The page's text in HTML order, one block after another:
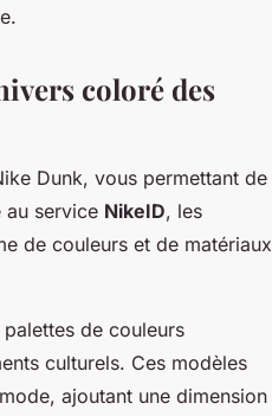
coloré des
Dunk, vous permettant de
au service NikeID, les
de couleurs et de matériaux
de couleurs
culturels. Ces modèles
ajoutant une dimension